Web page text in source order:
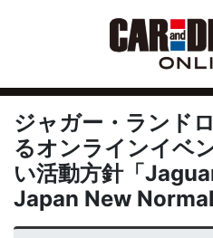
ジャガー・ランド
るオンラインイベ
い活動方針「
Japan New